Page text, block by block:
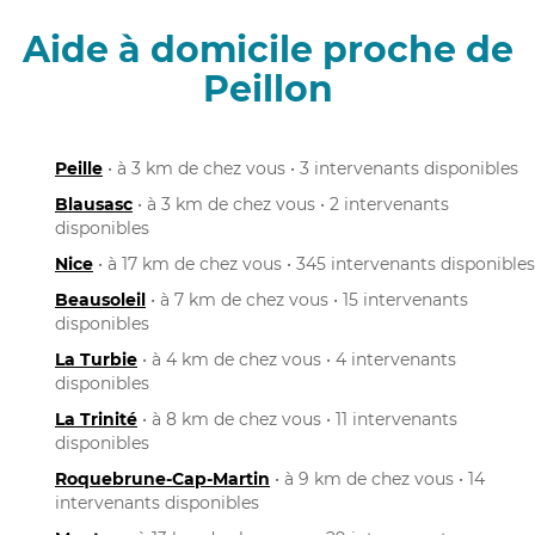
Aide à domicile proche de
Peillon
Peille • à 3 km de chez vous • 3 intervenants disponibles
Blausasc • à 3 km de chez vous • 2 intervenants
disponibles
Nice • à 17 km de chez vous • 345 intervenants disponibles
Beausoleil • à 7 km de chez vous • 15 intervenants
disponibles
La Turbie • à 4 km de chez vous • 4 intervenants
disponibles
La Trinité • à 8 km de chez vous • 11 intervenants
disponibles
Roquebrune-Cap-Martin • à 9 km de chez vous • 14
intervenants disponibles